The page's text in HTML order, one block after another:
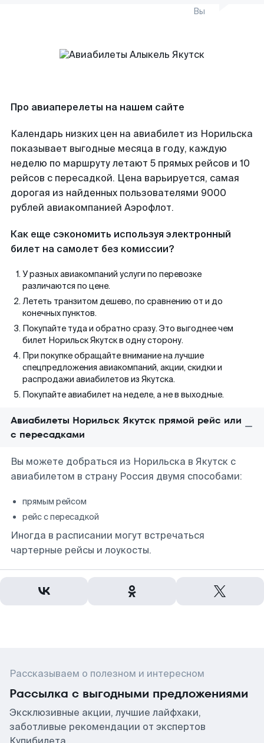
Вы
Про авиаперелеты на нашем сайте
Календарь низких цен на авиабилет из Норильска
показывает выгодные месяца в году, каждую
неделю по маршруту летают 5 прямых рейсов и 10
рейсов с пересадкой. Цена варьируется, самая
дорогая из найденных пользователями 9000
рублей авиакомпанией Аэрофлот.
Как еще сэкономить используя электронный
билет на самолет без комиссии?
У разных авиакомпаний услуги по перевозке
различаются по цене.
Лететь транзитом дешево, по сравнению от и до
конечных пунктов.
Покупайте туда и обратно сразу. Это выгоднее чем
билет Норильск Якутск в одну сторону.
При покупке обращайте внимание на лучшие
спецпредложения авиакомпаний, акции, скидки и
распродажи авиабилетов из Якутска.
Покупайте авиабилет на неделе, а не в выходные.
Авиабилеты Норильск Якутск прямой рейс или
с пересадками
Вы можете добраться из Норильска в Якутск с
авиабилетом в страну Россия двумя способами:
прямым рейсом
рейс с пересадкой
Иногда в расписании могут встречаться
чартерные рейсы и лоукосты.
Рассказываем о полезном и интересном
Рассылка с выгодными предложениями
Эксклюзивные акции, лучшие лайфхаки,
заботливые рекомендации от экспертов